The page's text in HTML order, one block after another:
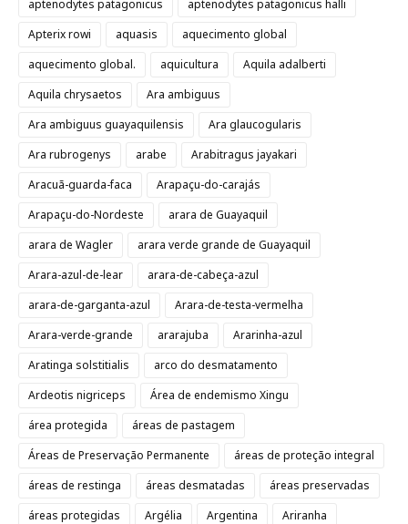
aptenodytes patagonicus
aptenodytes patagonicus halli
Apterix rowi
aquasis
aquecimento global
aquecimento global.
aquicultura
Aquila adalberti
Aquila chrysaetos
Ara ambiguus
Ara ambiguus guayaquilensis
Ara glaucogularis
Ara rubrogenys
arabe
Arabitragus jayakari
Aracuã-guarda-faca
Arapaçu-do-carajás
Arapaçu-do-Nordeste
arara de Guayaquil
arara de Wagler
arara verde grande de Guayaquil
Arara-azul-de-lear
arara-de-cabeça-azul
arara-de-garganta-azul
Arara-de-testa-vermelha
Arara-verde-grande
ararajuba
Ararinha-azul
Aratinga solstitialis
arco do desmatamento
Ardeotis nigriceps
Área de endemismo Xingu
área protegida
áreas de pastagem
Áreas de Preservação Permanente
áreas de proteção integral
áreas de restinga
áreas desmatadas
áreas preservadas
áreas protegidas
Argélia Argentina
Ariranha